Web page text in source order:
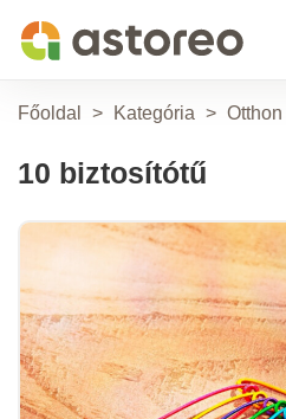
Főoldal > Kategória > Otthon
10 biztosítótű